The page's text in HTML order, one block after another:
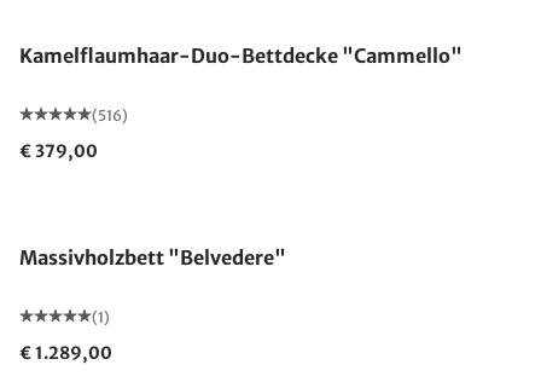
Kamelflaumhaar-Duo-Bettdecke "Cammello"
(516)
€ 379,00
Massivholzbett "Belvedere"
(1)
€ 1.289,00